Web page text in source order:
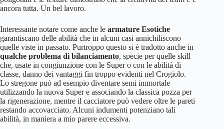
ancora tutta. Un bel lavoro.
Interessante notare come anche le armature Esotiche
garantiscano delle abilità che in alcuni casi annichiliscono
quelle viste in passato. Purtroppo questo si è tradotto anche in
qualche problema di bilanciamento, specie per quelle skill
che, usate in congiunzione con le Super o con le abilità di
classe, danno dei vantaggi fin troppo evidenti nel Crogiolo.
Lo stregone può ad esempio diventare semi immortale
utilizzando la nuova Super e associando la classica pozza per
la rigenerazione, mentre il cacciatore può vedere oltre le pareti
restando accovacciato. Alcuni indumenti potenziano tali
abilità, in maniera a mio parere eccessiva.